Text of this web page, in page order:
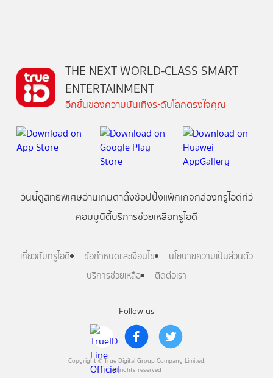
Follow us
Copyright © True Digital Group Company Limited.
All rights reserved
THE NEXT WORLD-CLASS SMART
ENTERTAINMENT
อีกขั้นของความบันเทิงระดับโลกตรงใจคุณ
วันนี้ดูสิทธิพิเศษอ่านเกมตาตั้งช้อปปิ้งแพ็กเกจกล่องทรูไอดีทีวี
คอมมูนิตี้บริการช่วยเหลือทรูไอดี
เกี่ยวกับทรูไอดี ข้อกำหนดและเงื่อนไข
นโยบายความเป็นส่วนตัว
บริการช่วยเหลือ
ติดต่อเรา